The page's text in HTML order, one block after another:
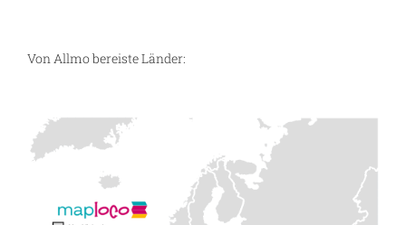
Von Allmo bereiste Länder: